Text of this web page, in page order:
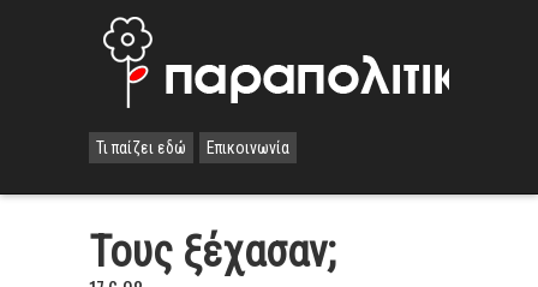
Τι παίζει εδώ Επικοινωνία
Τους ξέχασαν;